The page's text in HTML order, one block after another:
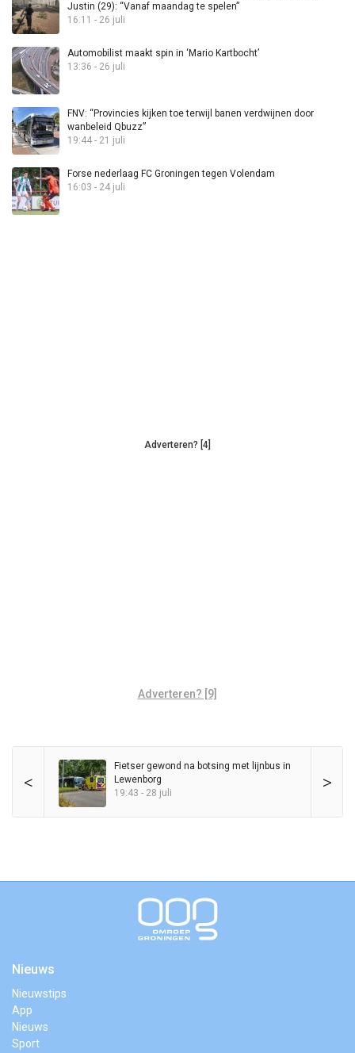
Justin (29): “Vanaf maandag te spelen”
16:11 - 26 juli
Automobilist maakt spin in ‘Mario Kartbocht’
13:36 - 26 juli
FNV: “Provincies kijken toe terwijl banen verdwijnen door
wanbeleid Qbuzz”
19:44 - 21 juli
Forse nederlaag FC Groningen tegen Volendam
16:03 - 24 juli
Adverteren? [4]
Adverteren? [9]
< >
Fietser gewond na botsing met lijnbus in
Lewenborg
19:43 - 28 juli
Nieuws
Nieuwstips
App
Nieuws
Sport